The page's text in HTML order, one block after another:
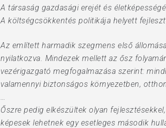
A társaság gazdasági erejét és
A költségcsökkentés politikája helyett
Az említett harmadik szegmens első
nyilatkozva. Mindezek mellett az ősz
vezérigazgató megfogalmazása szerint:
valamennyi biztonságos környezetben,
…
Őszre pedig elkészültek olyan
képesek lehetnek egy esetleges második